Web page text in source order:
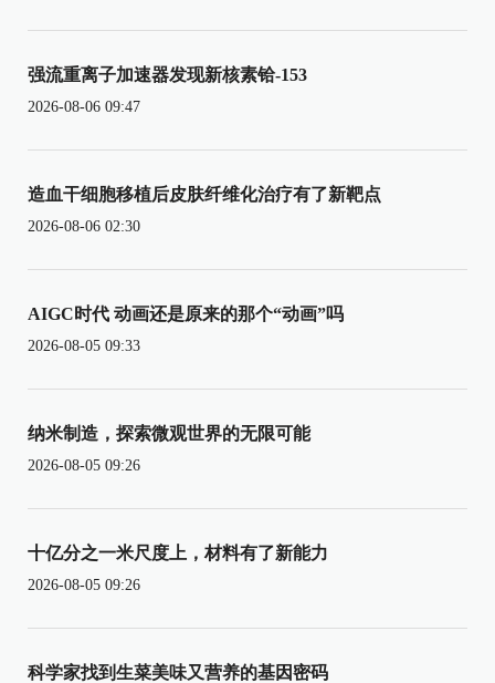
强流重离子加速器发现新核素铪-153
2026-08-06 09:47
造血干细胞移植后皮肤纤维化治疗有了新靶点
2026-08-06 02:30
AIGC时代 动画还是原来的那个“动画”吗
2026-08-05 09:33
纳米制造，探索微观世界的无限可能
2026-08-05 09:26
十亿分之一米尺度上，材料有了新能力
2026-08-05 09:26
科学家找到生菜美味又营养的基因密码